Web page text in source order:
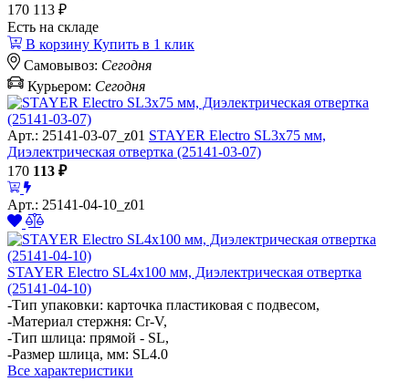
170 113 ₽
Есть на складе
В корзину Купить в 1 клик
Самовывоз: Сегодня
Курьером: Сегодня
Арт.: 25141-03-07_z01 STAYER Electro SL3х75 мм,
Диэлектрическая отвертка (25141-03-07)
170 113 ₽
Арт.: 25141-04-10_z01
STAYER Electro SL4х100 мм, Диэлектрическая отвертка
(25141-04-10)
-Тип упаковки: карточка пластиковая с подвесом,
-Материал стержня: Cr-V,
-Тип шлица: прямой - SL,
-Размер шлица, мм: SL4.0
Все характеристики